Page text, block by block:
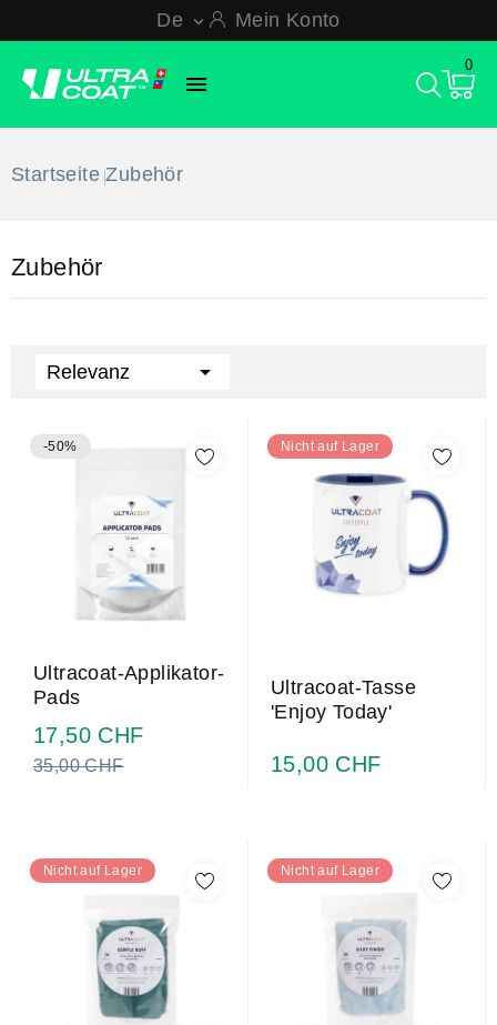
De  Mein Konto

0
Startseite Zubehör
Zubehör
Relevanz 
-50%
Ultracoat-Applikator-
Pads
17,50 CHFRegulärer
35,00 CHF
Nicht auf Lager
Ultracoat-Tasse
'Enjoy Today'
15,00 CHF
Nicht auf Lager Nicht auf Lager